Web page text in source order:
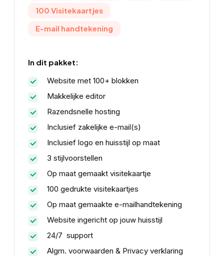
100 Visitekaartjes
E-mail handtekening
In dit pakket:
Website met 100+ blokken
Makkelijke editor
Razendsnelle hosting
Inclusief zakelijke e-mail(s)
Inclusief logo en huisstijl op maat
3 stijlvoorstellen
Op maat gemaakt visitekaartje
100 gedrukte visitekaartjes
Op maat gemaakte e-mailhandtekening
Website ingericht op jouw huisstijl
24/7 support
Algm. voorwaarden & Privacy verklaring